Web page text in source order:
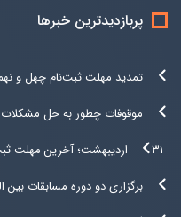
پربازدیدترین خبرها
تمدید مهلت ثبت‌نام چهل و
موقوفات چطور به حل مشکلات
۳۱ اردیبهشت؛ آخرین مهلت ثبت‌نام در مسابقات...
برگزاری دو دوره مسابقات بین